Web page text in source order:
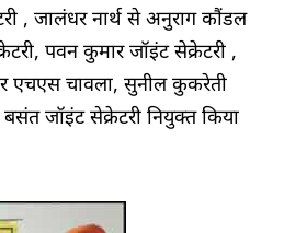
, जालंधर नार्थ से अनुराग कौंडल
पवन कुमार जॉइंट सेक्रेटरी ,
एचएस चावला, सुनील कुकरेती
जॉइंट सेक्रेटरी नियुक्त किया